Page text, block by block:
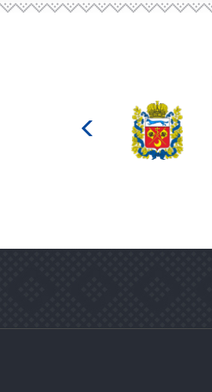
культуры
Российской